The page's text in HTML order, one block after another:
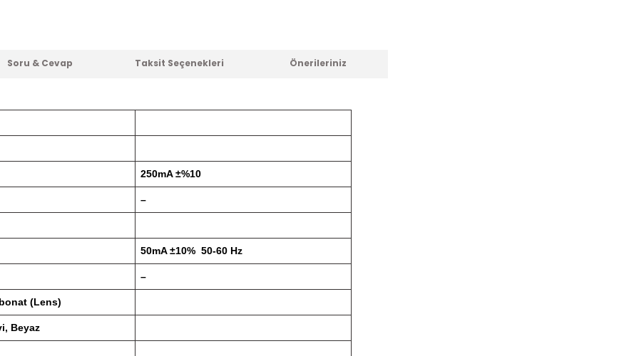
Soru & Cevap Taksit Seçenekleri Önerileriniz
250mA ±%10
–
50mA ±10% 50-60 Hz
–
(Lens)
Beyaz